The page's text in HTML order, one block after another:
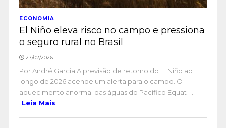
ECONOMIA
El Niño eleva risco no campo e pressiona
o seguro rural no Brasil
27/02/2026
Por André Garcia A previsão de retorno do El Niño ao
longo de 2026 acende um alerta para o campo. O
aquecimento anormal das águas do Pacífico Equat [...]
Leia Mais